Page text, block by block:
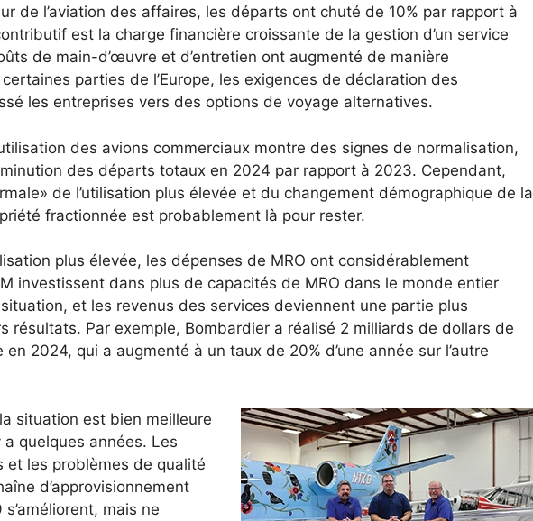
de l’aviation des affaires, les départs ont chuté de 10% par rapport à
est la charge financière croissante de la gestion d’un service
de main-d’œuvre et d’entretien ont augmenté de manière
parties de l’Europe, les exigences de déclaration des
les entreprises vers des options de voyage alternatives.
des avions commerciaux montre des signes de normalisation,
des départs totaux en 2024 par rapport à 2023. Cependant,
de l’utilisation plus élevée et du changement démographique de la
fractionnée est probablement là pour rester.
plus élevée, les dépenses de MRO ont considérablement
investissent dans plus de capacités de MRO dans le monde entier
et les revenus des services deviennent une partie plus
résultats. Par exemple, Bombardier a réalisé 2 milliards de dollars de
2024, qui a augmenté à un taux de 20% d’une année sur l’autre
situation est bien meilleure
a quelques années. Les
et les problèmes de qualité
d’approvisionnement
mais ne